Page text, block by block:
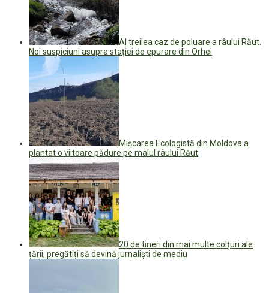
Al treilea caz de poluare a râului Răut.
Noi suspiciuni asupra stației de epurare din Orhei
Mișcarea Ecologistă din Moldova a
plantat o viitoare pădure pe malul râului Răut
20 de tineri din mai multe colțuri ale
țării, pregătiți să devină jurnaliști de mediu